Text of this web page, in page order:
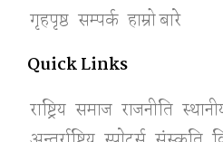
गृहपृष्ठ सम्पर्क हाम्रो बारे
Quick Links
राष्ट्रिय समाज राजनीति